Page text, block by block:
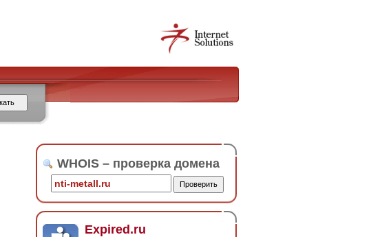
WHOIS – проверка домена
Expired.ru